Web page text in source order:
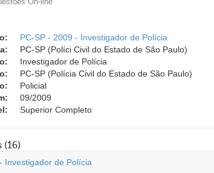
PC-SP - 2009 - Investigador de Polícia
PC-SP (Políci Civil do Estado de São Paulo)
Investigador de Polícia
PC-SP (Polícia Civil do Estado de São Paulo)
Policial
09/2009
Superior Completo
(16)
Investigador de Polícia